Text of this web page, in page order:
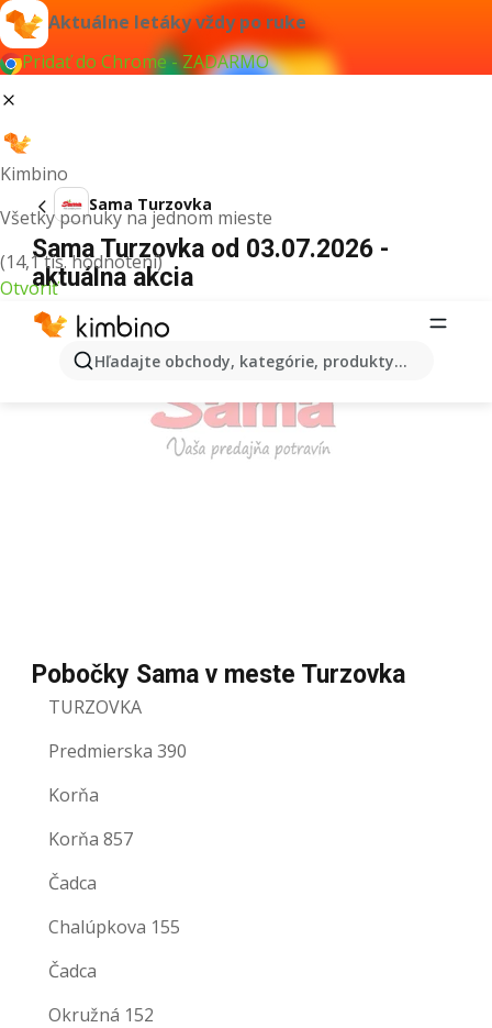
Aktuálne letáky vždy po ruke
Pridať do Chrome - ZADARMO
Kimbino
Všetky ponuky na jednom mieste
(14,1 tis. hodnotení)
Otvoriť
Hľadajte obchody, kategórie, produkty...
Sama Turzovka
Sama Turzovka od 03.07.2026 -
aktuálna akcia
Pobočky Sama v meste Turzovka
TURZOVKA
Predmierska 390
Korňa
Korňa 857
Čadca
Chalúpkova 155
Čadca
Okružná 152